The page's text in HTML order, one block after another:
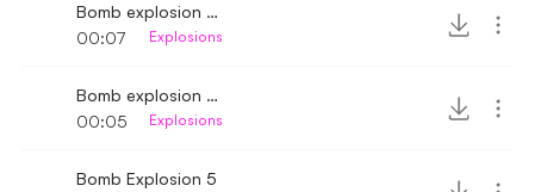
Bomb explosion far off
00:07
Explosions
Bomb explosion distant 3
00:05
Explosions
Bomb Explosion 5